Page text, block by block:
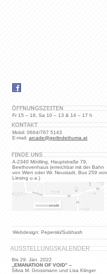
Fr 15 – 18, Sa 10 – 13 & 14 – 17 h
Mobil: 0664/767 5143
E-mail: arcade@gerlindethuma.at
A-2340 Mödling, Hauptstraße 79,
Beethovenhaus (erreichbar mit der Bahn
von Wien oder Wr. Neustadt, Bus 259 von
Liesing u.a.)
Webdesign: Peperski/Subhash
AUSSTELLUNGSKALENDER
Bis 29. Jän. 2022
„EMANATION OF VOID” –
Silvia M. Grossmann und Lisa Klinger